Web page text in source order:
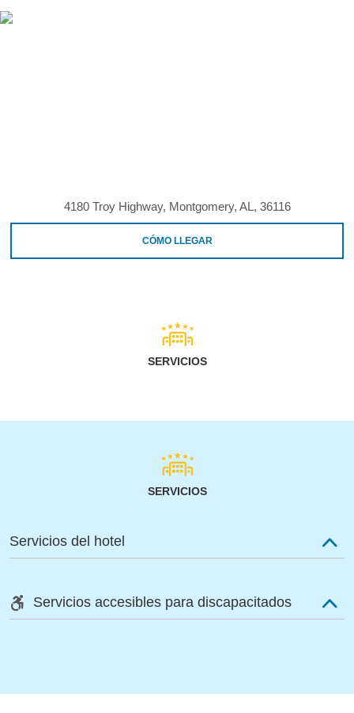
4180 Troy Highway, Montgomery, AL, 36116
CÓMO LLEGAR
SERVICIOS
SERVICIOS
Servicios del hotel
Servicios accesibles para discapacitados